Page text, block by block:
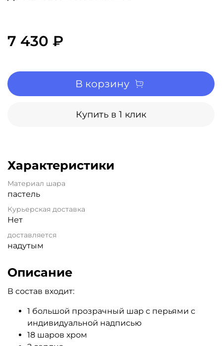
7 430 ₽
В корзину
Купить в 1 клик
Характеристики
Материал шара
пастель
Курьерская доставка
Нет
доставляется
надутым
Описание
В состав входит:
1 большой прозрачный шар с перьями с
индивидуальной надписью
18 шаров хром